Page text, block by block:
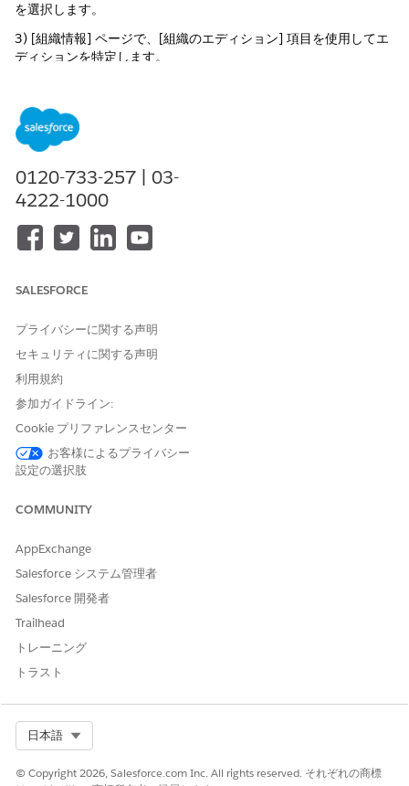
を選択します。
3) [組織情報] ページで、[組織のエディション] 項目を使用してエ
ディションを特定します。
はい
0120-733-257 | 03-
4222-1000
SALESFORCE
プライバシーに関する声明
セキュリティに関する声明
利用規約
参加ガイドライン:
Cookie プリファレンスセンター
お客様によるプライバシー
設定の選択肢
COMMUNITY
AppExchange
Salesforce システム管理者
Salesforce 開発者
Trailhead
トレーニング
トラスト
日本語
© Copyright 2026, Salesforce.com Inc. All rights reserved. それぞれの商標